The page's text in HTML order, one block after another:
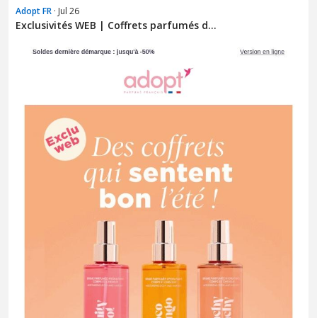
Adopt FR · Jul 26
Exclusivités WEB | Coffrets parfumés d...